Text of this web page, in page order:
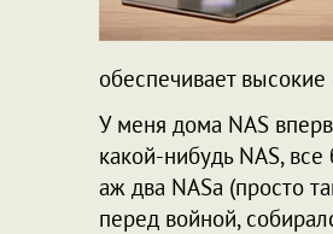
обеспечивает
У меня дома NAS
какой-нибудь NAS,
аж два NASa (просто
перед войной,